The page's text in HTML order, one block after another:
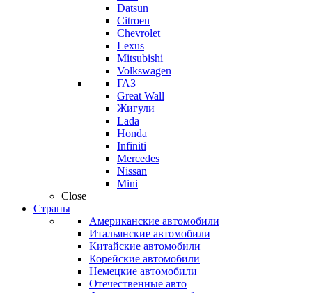
Datsun
Citroen
Chevrolet
Lexus
Mitsubishi
Volkswagen
ГАЗ
Great Wall
Жигули
Lada
Honda
Infiniti
Mercedes
Nissan
Mini
Close
Страны
Американские автомобили
Итальянские автомобили
Китайские автомобили
Корейские автомобили
Немецкие автомобили
Отечественные авто